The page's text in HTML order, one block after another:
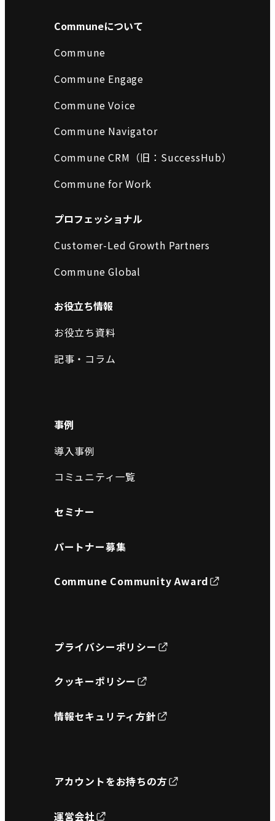
Communeについて
Commune
Commune Engage
Commune Voice
Commune Navigator
Commune CRM（旧：SuccessHub）
Commune for Work
プロフェッショナル
Customer-Led Growth Partners
Commune Global
お役立ち情報
お役立ち資料
記事・コラム
事例
導入事例
コミュニティ一覧
セミナー
パートナー募集
Commune Community Award
プライバシーポリシー
クッキーポリシー
情報セキュリティ方針
アカウントをお持ちの方
運営会社